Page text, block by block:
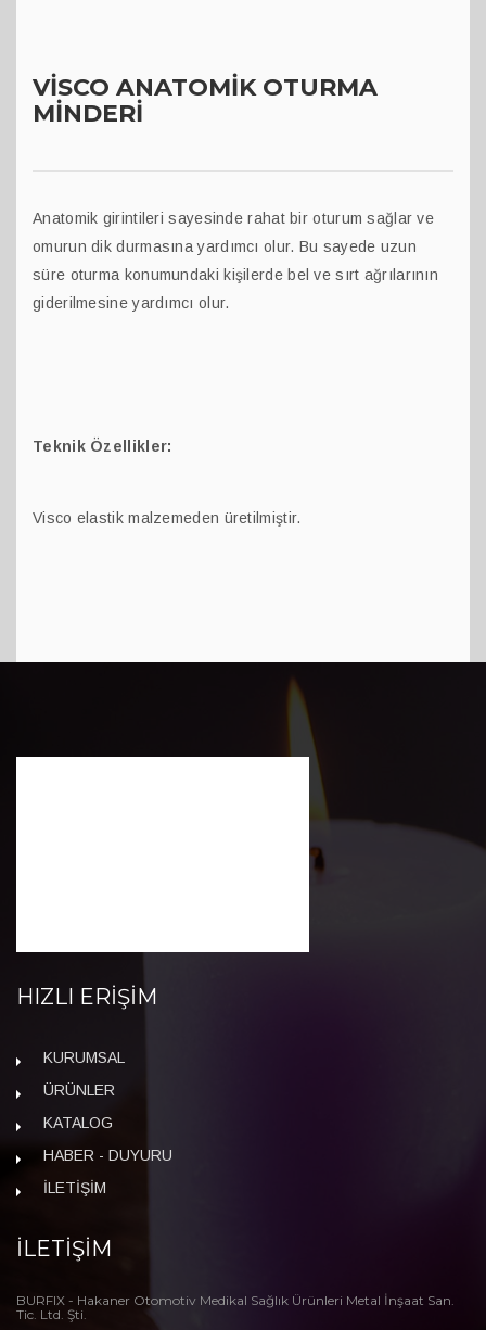
VİSCO ANATOMİK OTURMA
MİNDERİ
Anatomik girintileri sayesinde rahat bir oturum sağlar ve
omurun dik durmasına yardımcı olur. Bu sayede uzun
süre oturma konumundaki kişilerde bel ve sırt ağrılarının
giderilmesine yardımcı olur.
Teknik Özellikler:
Visco elastik malzemeden üretilmiştir.
HIZLI ERİŞİM
KURUMSAL
ÜRÜNLER
KATALOG
HABER - DUYURU
İLETİŞİM
İLETİŞİM
BURFIX - Hakaner Otomotiv Medikal Sağlık Ürünleri Metal İnşaat San.
Tic. Ltd. Şti.